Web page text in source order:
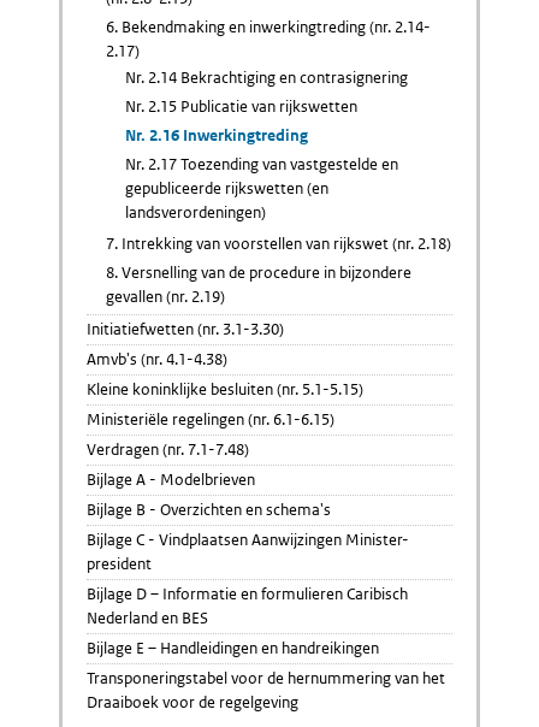
6. Bekendmaking en inwerkingtreding (nr. 2.14-
2.17)
Nr. 2.14 Bekrachtiging en contrasignering
Nr. 2.15 Publicatie van rijkswetten
Nr. 2.16 Inwerkingtreding
Nr. 2.17 Toezending van vastgestelde en
gepubliceerde rijkswetten (en
landsverordeningen)
7. Intrekking van voorstellen van rijkswet (nr. 2.18)
8. Versnelling van de procedure in bijzondere
gevallen (nr. 2.19)
Initiatiefwetten (nr. 3.1-3.30)
Amvb's (nr. 4.1-4.38)
Kleine koninklijke besluiten (nr. 5.1-5.15)
Ministeriële regelingen (nr. 6.1-6.15)
Verdragen (nr. 7.1-7.48)
Bijlage A - Modelbrieven
Bijlage B - Overzichten en schema's
Bijlage C - Vindplaatsen Aanwijzingen Minister-
president
Bijlage D – Informatie en formulieren Caribisch
Nederland en BES
Bijlage E – Handleidingen en handreikingen
Transponeringstabel voor de hernummering van het
Draaiboek voor de regelgeving